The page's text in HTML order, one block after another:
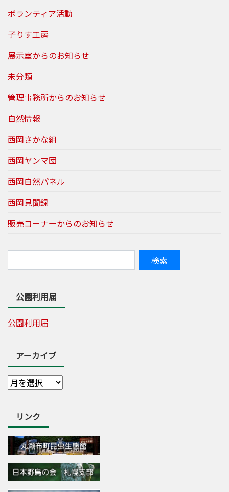
ボランティア活動
子りす工房
展示室からのお知らせ
未分類
管理事務所からのお知らせ
自然情報
西岡さかな組
西岡ヤンマ団
西岡自然パネル
西岡見聞録
販売コーナーからのお知らせ
公園利用届
公園利用届
アーカイブ
リンク